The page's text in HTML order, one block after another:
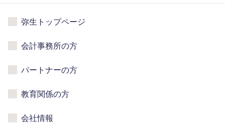
弥生トップページ
会計事務所の方
パートナーの方
教育関係の方
会社情報